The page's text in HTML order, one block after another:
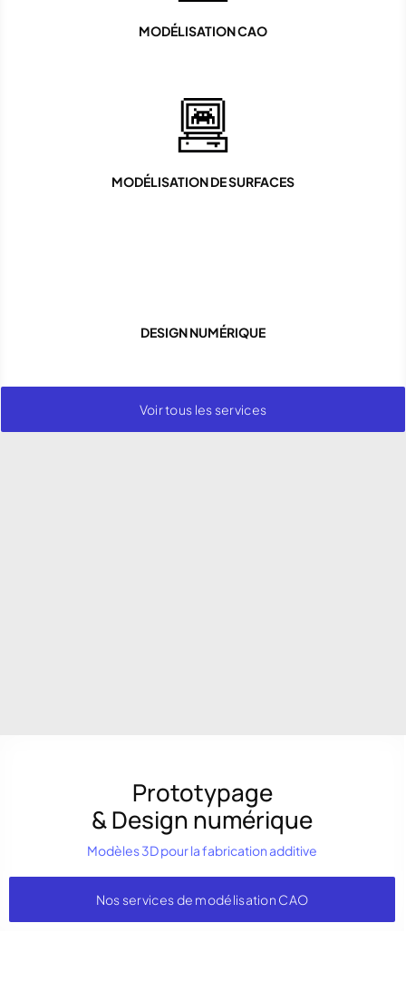
MODÉLISATION CAO
MODÉLISATION DE SURFACES
DESIGN NUMÉRIQUE
Voir tous les services
Prototypage
& Design numérique
Modèles 3D pour la fabrication additive
Nos services de modélisation CAO